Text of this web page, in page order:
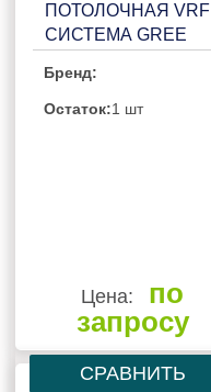
ПОТОЛОЧНАЯ VRF
СИСТЕМА GREE
Бренд:
Остаток:1 шт
Цена:
по
запросу
СРАВНИТЬ